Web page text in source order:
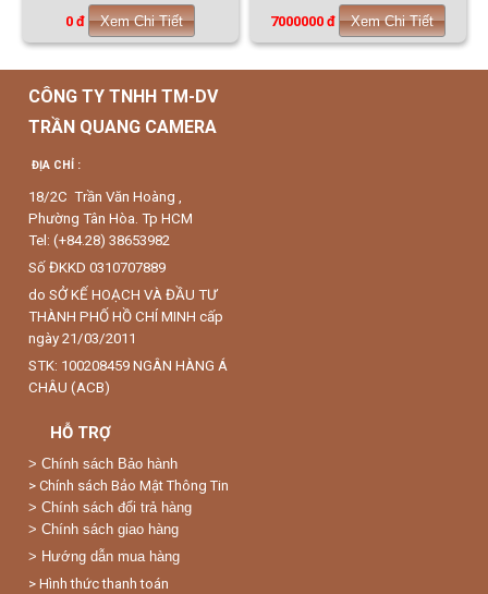
0 đ Xem Chi Tiết 7000000 đ Xem Chi Tiết
CÔNG TY TNHH TM-DV
TRẦN QUANG CAMERA
ĐỊA CHỈ :
18/2C Trần Văn Hoàng ,
Phường Tân Hòa. Tp HCM
Tel: (+84.28) 38653982
Số ĐKKD 0310707889
do SỞ KẾ HOẠCH VÀ ĐẦU TƯ
THÀNH PHỐ HỒ CHÍ MINH cấp
ngày 21/03/2011
STK: 100208459 NGÂN HÀNG Á
CHÂU (ACB)
HỖ TRỢ
> Chính sách Bảo hành
> Chính sách Bảo Mật Thông Tin
> Chính sách đổi trả hàng
> Chính sách giao hàng
> Hướng dẫn mua hàng
> Hình thức thanh toán